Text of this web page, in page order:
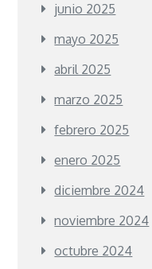
junio 2025
mayo 2025
abril 2025
marzo 2025
febrero 2025
enero 2025
diciembre 2024
noviembre 2024
octubre 2024